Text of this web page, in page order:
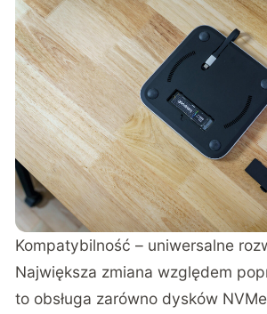
Kompatybilność – uniwersalne
Największa zmiana względem
to obsługa zarówno dysków